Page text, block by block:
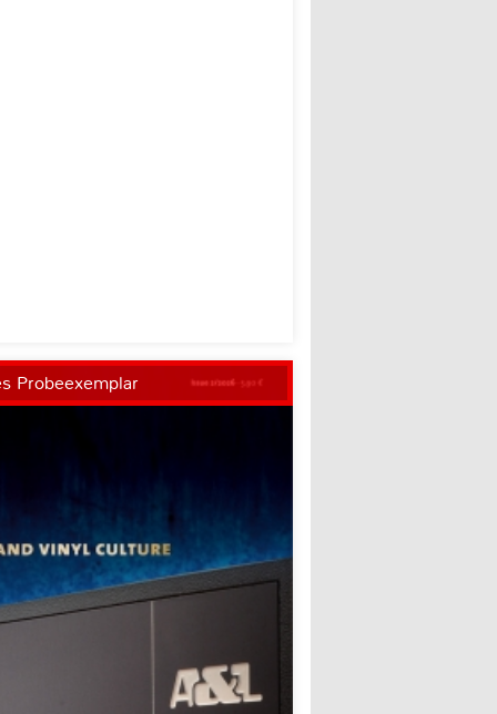
Probeexemplar